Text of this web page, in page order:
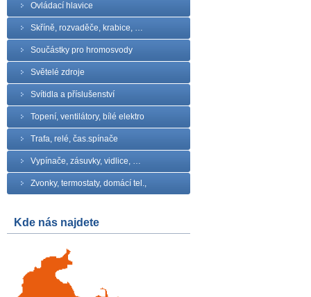
Ovládací hlavice
Skříně, rozvaděče, krabice, …
Součástky pro hromosvody
Světelé zdroje
Svítidla a příslušenství
Topení, ventilátory, bílé elektro
Trafa, relé, čas.spínače
Vypínače, zásuvky, vidlice, …
Zvonky, termostaty, domácí tel.,
Kde nás najdete